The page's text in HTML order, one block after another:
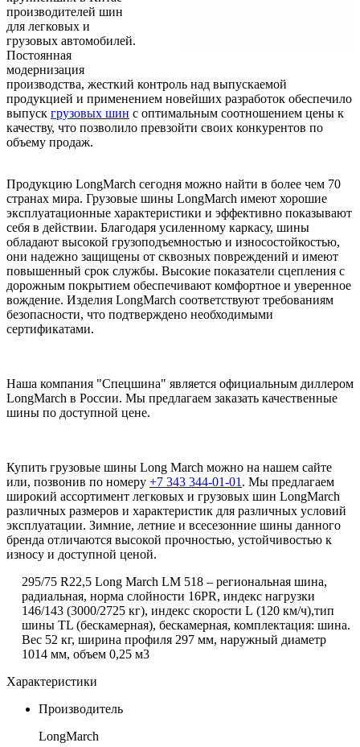
производителей шин
для легковых и
грузовых автомобилей.
Постоянная
модернизация
производства, жесткий контроль над выпускаемой
продукцией и применением новейших разработок обеспечило
выпуск грузовых шин с оптимальным соотношением цены к
качеству, что позволило превзойти своих конкурентов по
объему продаж.
Продукцию LongMarch сегодня можно найти в более чем 70
странах мира. Грузовые шины LongMarch имеют хорошие
эксплуатационные характеристики и эффективно показывают
себя в действии. Благодаря усиленному каркасу, шины
обладают высокой грузоподъемностью и износостойкостью,
они надежно защищены от сквозных повреждений и имеют
повышенный срок службы. Высокие показатели сцепления с
дорожным покрытием обеспечивают комфортное и уверенное
вождение. Изделия LongMarch соответствуют требованиям
безопасности, что подтверждено необходимыми
сертификатами.
Наша компания "Спецшина" является официальным диллером
LongMarch в России. Мы предлагаем заказать качественные
шины по доступной цене.
Купить грузовые шины Long March можно на нашем сайте
или, позвонив по номеру +7 343 344-01-01 . Мы предлагаем
широкий ассортимент легковых и грузовых шин LongMarch
различных размеров и характеристик для различных условий
эксплуатации. Зимние, летние и всесезонние шины данного
бренда отличаются высокой прочностью, устойчивостью к
износу и доступной ценой.
295/75 R22,5 Long March LM 518 – региональная шина,
радиальная, норма слойности 16PR, индекс нагрузки
146/143 (3000/2725 кг), индекс скорости L (120 км/ч),тип
шины TL (бескамерная), бескамерная, комплектация: шина.
Вес 52 кг, ширина профиля 297 мм, наружный диаметр
1014 мм, объем 0,25 м3
Характеристики
Производитель
LongMarch